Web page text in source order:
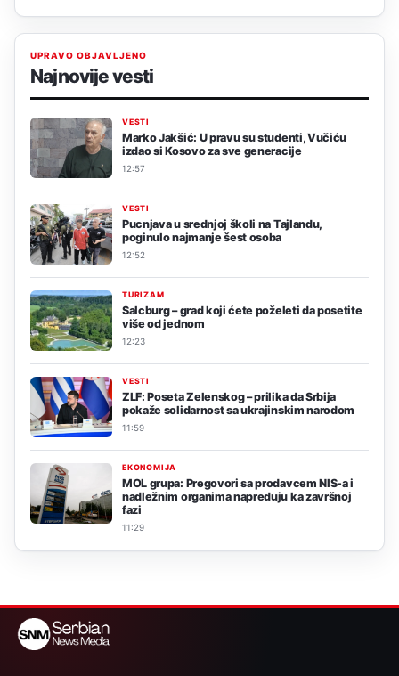
UPRAVO OBJAVLJENO
Najnovije vesti
VESTI
Marko Jakšić: U pravu su studenti, Vučiću
izdao si Kosovo za sve generacije
12:57
VESTI
Pucnjava u srednjoj školi na Tajlandu,
poginulo najmanje šest osoba
12:52
TURIZAM
Salcburg – grad koji ćete poželeti da posetite
više od jednom
12:23
VESTI
ZLF: Poseta Zelenskog – prilika da Srbija
pokaže solidarnost sa ukrajinskim narodom
11:59
EKONOMIJA
MOL grupa: Pregovori sa prodavcem NIS-a i
nadležnim organima napreduju ka završnoj
fazi
11:29